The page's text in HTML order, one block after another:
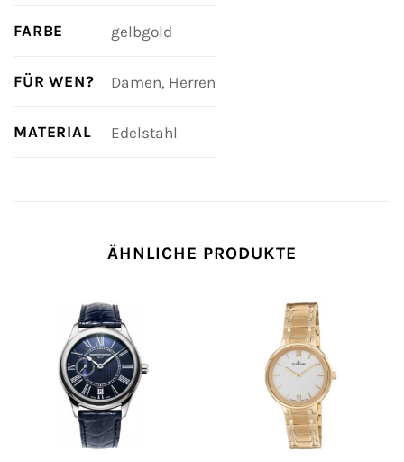
FARBE gelbgold
FÜR WEN? Damen, Herren
MATERIAL Edelstahl
ÄHNLICHE PRODUKTE